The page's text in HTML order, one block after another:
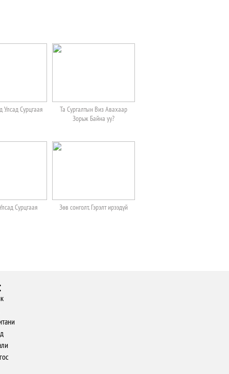
Сурцгаая
Та Сургалтын Виз Авахаар
Зорьж Байна уу?
Сурцгаая Зөв сонголт, Гэрэлт ирээдүй